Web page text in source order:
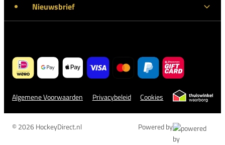
Nieuwsbrief
Algemene Voorwaarden Privacybeleid Cookies
© 2026 HockeyDirect.nl Powered by